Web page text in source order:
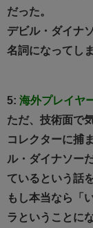
だった。
デビル・ダイナ
名詞になってし
5: 海外プレイヤ
ただ、技術面で
コレクターに捕
ル・ダイナソー
ているという話
もし本当なら「
ラということに